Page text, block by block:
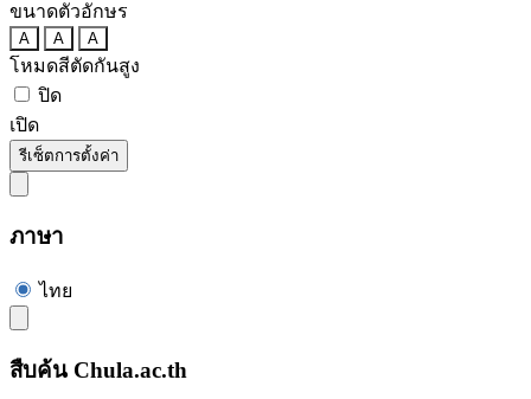
ขนาดตัวอักษร
A A A
โหมดสีตัดกันสูง
ปิด
เปิด
รีเซ็ตการตั้งค่า
ภาษา
ไทย
สืบค้น Chula.ac.th